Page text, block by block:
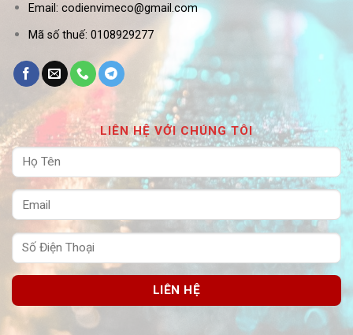
Email: codienvimeco@gmail.com
Mã số thuế: 0108929277
LIÊN HỆ VỚI CHÚNG TÔI